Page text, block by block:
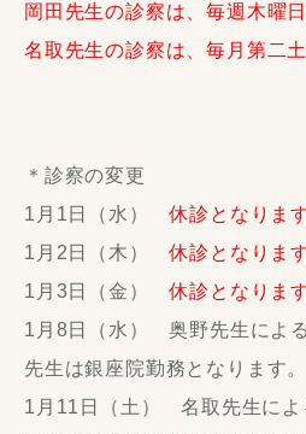
岡田先生の診察は、毎週木曜
名取先生の診察は、毎月第二
＊診察の変更
1月1日（水）休診となります
1月2日（木）休診となります
1月3日（金）休診となります
1月8日（水） 奥野先生によ
先生は銀座院勤務となります。
1月11日（土） 名取先生によ